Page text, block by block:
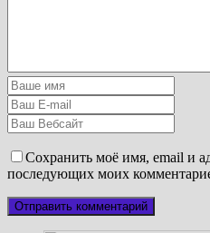
Сохранить моё имя, email и
последующих моих